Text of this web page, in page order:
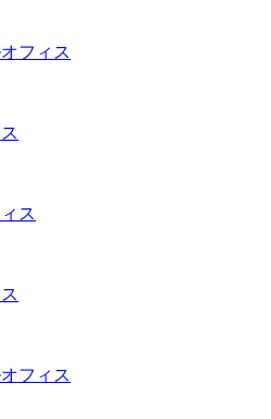
フィス
ス
フィス